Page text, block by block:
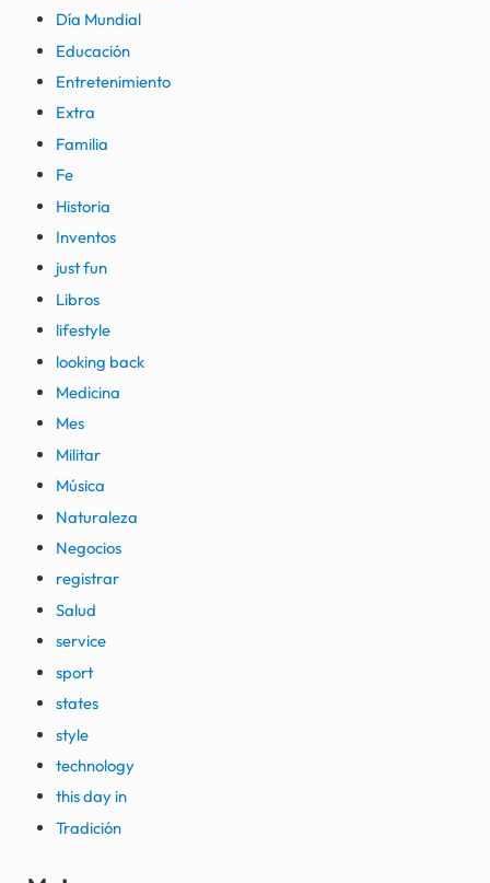
Día Mundial
Educación
Entretenimiento
Extra
Familia
Fe
Historia
Inventos
just fun
Libros
lifestyle
looking back
Medicina
Mes
Militar
Música
Naturaleza
Negocios
registrar
Salud
service
sport
states
style
technology
this day in
Tradición